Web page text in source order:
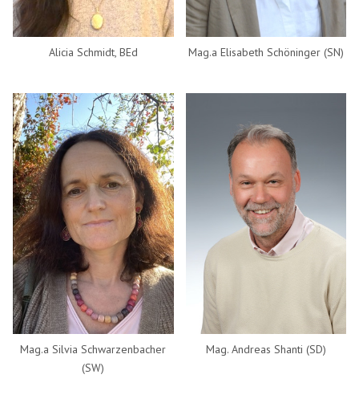
Alicia Schmidt, BEd Mag.a Elisabeth Schöninger (SN)
Mag.a Silvia Schwarzenbacher
(SW)
Mag. Andreas Shanti (SD)